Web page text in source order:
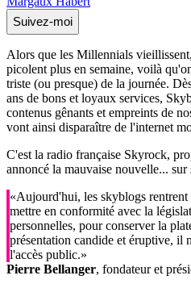
Suivez-moi
Alors que les Millennials
picolent plus en semaine, voilà
triste (ou presque) de la journée.
ans de bons et loyaux services,
contenus gênants et empreints de
vont ainsi disparaître de l'internet
C'est la radio française Skyrock,
annoncé la mauvaise nouvelle...
«Aujourd'hui, les skyblogs
mettre en conformité avec la
personnelles, pour conserver la
présentation candide et éruptive, il
l'accès public.»
Pierre Bellanger, fondateur et